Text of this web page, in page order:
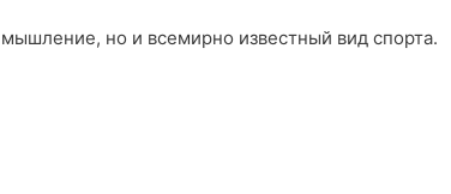
но и всемирно известный вид спорта.